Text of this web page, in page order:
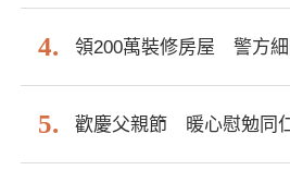
領200萬裝修房屋 警方
歡慶父親節 暖心慰勉同